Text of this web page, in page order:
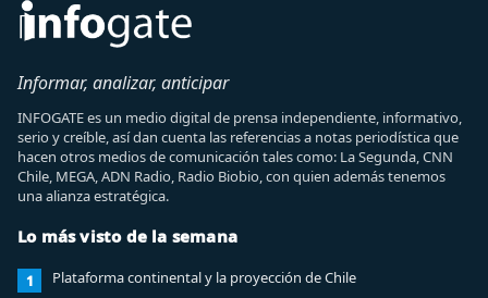
Informar, analizar, anticipar
INFOGATE es un medio digital de prensa independiente, informativo,
serio y creíble, así dan cuenta las referencias a notas periodística que
hacen otros medios de comunicación tales como: La Segunda, CNN
Chile, MEGA, ADN Radio, Radio Biobio, con quien además tenemos
una alianza estratégica.
Lo más visto de la semana
1 Plataforma continental y la proyección de Chile